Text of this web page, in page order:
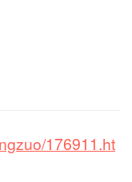
176911.ht